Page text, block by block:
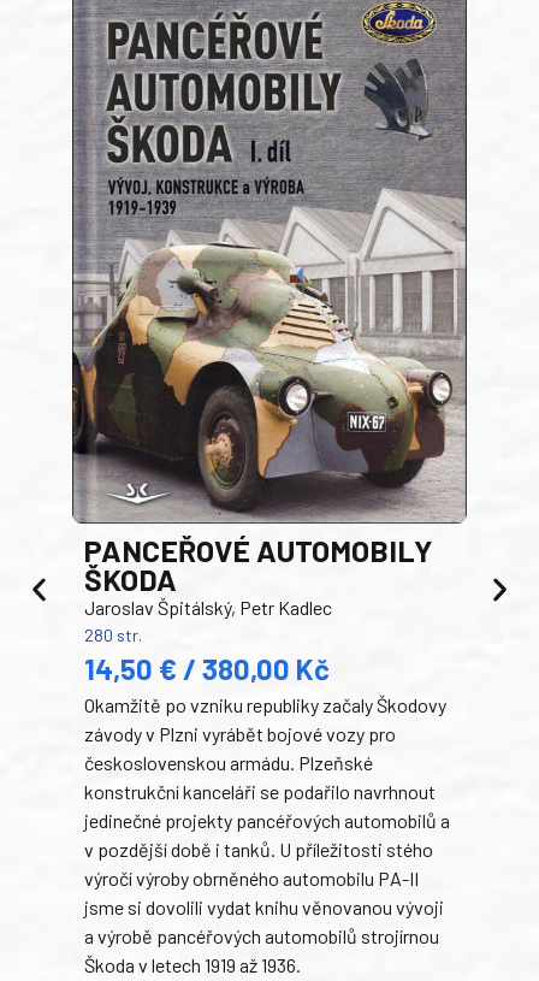
PANCEŘOVÉ AUTOMOBILY
ŠKODA
Jaroslav Špitálský, Petr Kadlec
280 str.
14,50 € / 380,00 Kč
Okamžitě po vzniku republiky začaly Škodovy
závody v Plzni vyrábět bojové vozy pro
československou armádu. Plzeňské
konstrukční kanceláři se podařilo navrhnout
jedinečné projekty pancéřových automobilů a
v pozdější době i tanků. U příležitosti stého
výročí výroby obrněného automobilu PA-II
jsme si dovolili vydat knihu věnovanou vývoji
a výrobě pancéřových automobilů strojírnou
Škoda v letech 1919 až 1936.